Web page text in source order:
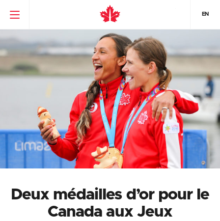
EN
Deux médailles d’or pour le
Canada aux Jeux